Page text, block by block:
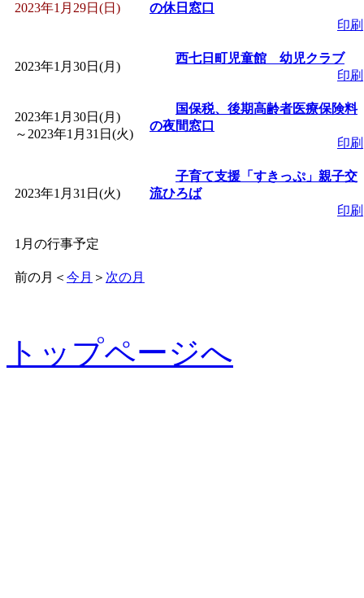
2023年1月29日(日)
の休日窓口
印刷
2023年1月30日(月)
西七日町児童館 幼児クラブ
印刷
2023年1月30日(月)
～ 2023年1月31日(火)
国保税、後期高齢者医療保険料
の夜間窓口
印刷
2023年1月31日(火)
子育て支援「すきっぷ」親子交
流ひろば
印刷
1月の行事予定
前の月 ＜ 今月 ＞ 次の月
トップページへ